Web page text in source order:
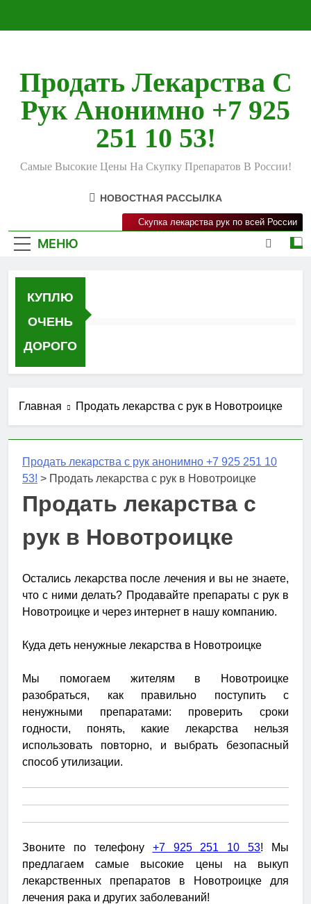
Продать Лекарства С
Рук Анонимно +7 925
251 10 53!
Самые Высокие Цены На Скупку Препаратов В России!
НОВОСТНАЯ РАССЫЛКА
МЕНЮ
Скупка лекарства рук по всей России
КУПЛЮ
ОЧЕНЬ
ДОРОГО
Главная Продать лекарства с рук в Новотроицке
Продать лекарства с рук анонимно +7 925 251 10
53! > Продать лекарства с рук в Новотроицке
Продать лекарства с
рук в Новотроицке
Остались лекарства после лечения и вы не знаете,
что с ними делать? Продавайте препараты с рук в
Новотроицке и через интернет в нашу компанию.
Куда деть ненужные лекарства в Новотроицке
Мы помогаем жителям в Новотроицке
разобраться, как правильно поступить с
ненужными препаратами: проверить сроки
годности, понять, какие лекарства нельзя
использовать повторно, и выбрать безопасный
способ утилизации.
Звоните по телефону +7 925 251 10 53! Мы
предлагаем самые высокие цены на выкуп
лекарственных препаратов в Новотроицке для
лечения рака и других заболеваний!